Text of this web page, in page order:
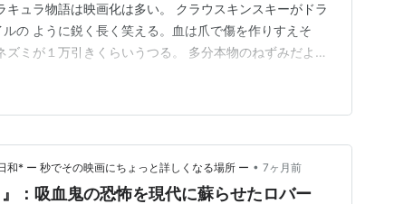
キュラ物語は映画化は多い。 クラウスキンスキーがドラ
の ように鋭く長く笑える。血は爪で傷を作りすえそ
ズミが１万引きくらいうつる。 多分本物のねずみだよ
和* ー 秒でその映画にちょっと詳しくなる場所 ー • 7ヶ月前
：吸血鬼の恐怖を現代に蘇らせたロバー